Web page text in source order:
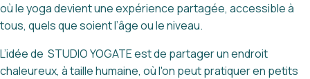
où le yoga devient une expérience partagée, accessible à
tous, quels que soient l’âge ou le niveau.
L’idée de STUDIO YOGATE est de partager un endroit
chaleureux, à taille humaine, où l'on peut pratiquer en petits